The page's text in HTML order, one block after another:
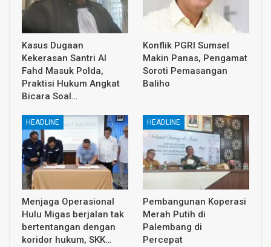
Kasus Dugaan
Kekerasan Santri Al
Fahd Masuk Polda,
Praktisi Hukum Angkat
Bicara Soal…
Konflik PGRI Sumsel
Makin Panas, Pengamat
Soroti Pemasangan
Baliho
HEADLINE
Menjaga Operasional
Hulu Migas berjalan tak
bertentangan dengan
koridor hukum, SKK…
HEADLINE
Pembangunan Koperasi
Merah Putih di
Palembang di
Percepat